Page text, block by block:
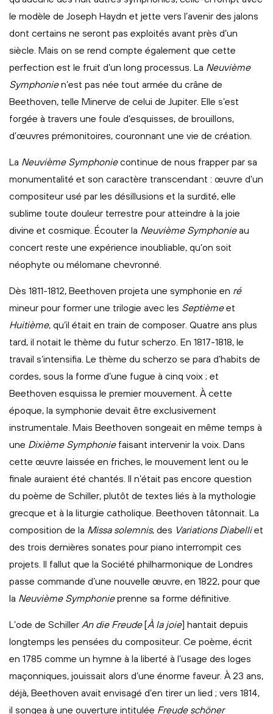
le modèle de Joseph Haydn et jette vers l’avenir des jalons
dont certains ne seront pas exploités avant près d’un
siècle. Mais on se rend compte également que cette
perfection est le fruit d’un long processus. La Neuvième
Symphonien’est pas née tout armée du crâne de
Beethoven, telle Minerve de celui de Jupiter. Elle s’est
forgée à travers une foule d’esquisses, de brouillons,
d’œuvres prémonitoires, couronnant une vie de création.
La Neuvième Symphoniecontinue de nous frapper par sa
monumentalité et son caractère transcendant : œuvre d’un
compositeur usé par les désillusions et la surdité, elle
sublime toute douleur terrestre pour atteindre à la joie
divine et cosmique. Écouter la Neuvième Symphonieau
concert reste une expérience inoubliable, qu’on soit
néophyte ou mélomane chevronné.
Dès 1811-1812, Beethoven projeta une symphonie en ré
mineur pour former une trilogie avec les Septièmeet
Huitième, qu’il était en train de composer. Quatre ans plus
tard, il notait le thème du futur scherzo. En 1817-1818, le
travail s’intensifia. Le thème du scherzo se para d’habits de
cordes, sous la forme d’une fugue à cinq voix ; et
Beethoven esquissa le premier mouvement. À cette
époque, la symphonie devait être exclusivement
instrumentale. Mais Beethoven songeait en même temps à
une Dixième Symphoniefaisant intervenir la voix. Dans
cette œuvre laissée en friches, le mouvement lent ou le
finale auraient été chantés. Il n’était pas encore question
du poème de Schiller, plutôt de textes liés à la mythologie
grecque et à la liturgie catholique. Beethoven tâtonnait. La
composition de la Missa solemnis, des Variations Diabelliet
des trois dernières sonates pour piano interrompit ces
projets. Il fallut que la Société philharmonique de Londres
passe commande d’une nouvelle œuvre, en 1822, pour que
la Neuvième Symphonieprenne sa forme définitive.
L’ode de Schiller An die Freude[À la joie] hantait depuis
longtemps les pensées du compositeur. Ce poème, écrit
en 1785 comme un hymne à la liberté à l’usage des loges
maçonniques, jouissait alors d’une énorme faveur. À 23 ans,
déjà, Beethoven avait envisagé d’en tirer un lied ; vers 1814,
il songea à une ouverture intitulée Freude schöner